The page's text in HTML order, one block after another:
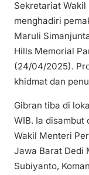
Sekretariat Wakil
menghadiri
Maruli
Hills Memorial
(24/04/2025).
khidmat dan
Gibran tiba di
WIB. Ia disambut
Wakil Menteri
Jawa Barat Dedi
Subiyanto,